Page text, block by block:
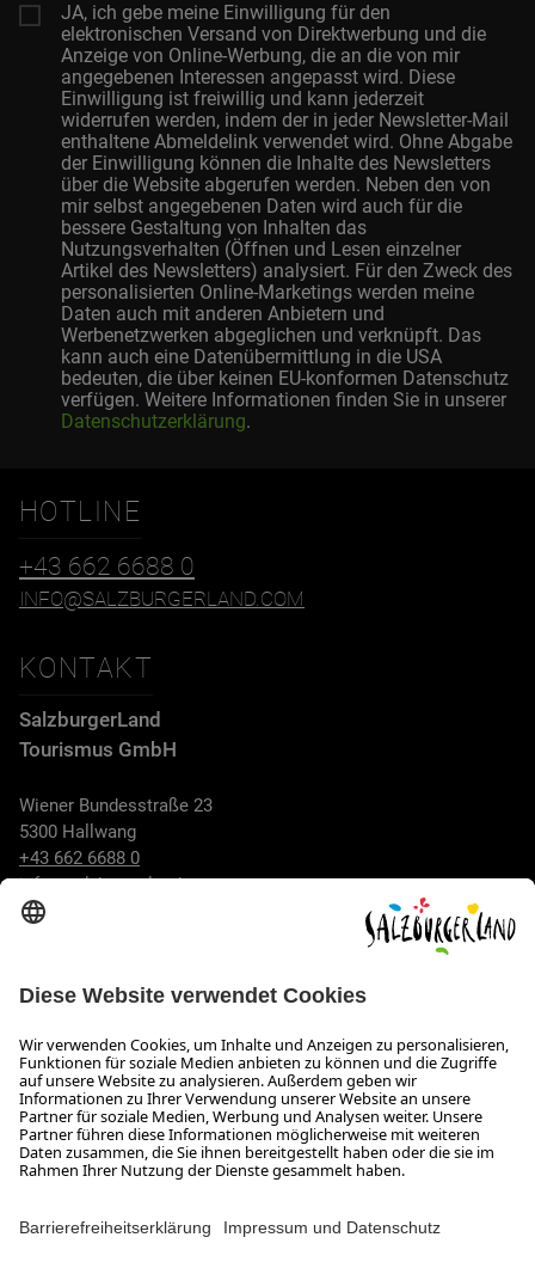
JA, ich gebe meine Einwilligung für den
elektronischen Versand von Direktwerbung und die
Anzeige von Online-Werbung, die an die von mir
angegebenen Interessen angepasst wird. Diese
Einwilligung ist freiwillig und kann jederzeit
widerrufen werden, indem der in jeder Newsletter-Mail
enthaltene Abmeldelink verwendet wird. Ohne Abgabe
der Einwilligung können die Inhalte des Newsletters
über die Website abgerufen werden. Neben den von
mir selbst angegebenen Daten wird auch für die
bessere Gestaltung von Inhalten das
Nutzungsverhalten (Öffnen und Lesen einzelner
Artikel des Newsletters) analysiert. Für den Zweck des
personalisierten Online-Marketings werden meine
Daten auch mit anderen Anbietern und
Werbenetzwerken abgeglichen und verknüpft. Das
kann auch eine Datenübermittlung in die USA
bedeuten, die über keinen EU-konformen Datenschutz
verfügen. Weitere Informationen finden Sie in unserer
Datenschutzerklärung.
HOTLINE
+43 662 6688 0
INFO@SALZBURGERLAND.COM
KONTAKT
SalzburgerLand
Tourismus GmbH
Wiener Bundesstraße 23
5300 Hallwang
+43 662 6688 0
info@salzburgerland.com
Wir freuen uns auf Ihre Anfrage!
Gerne stehen wir Ihnen von Montag bis Donnerstag von 08:00
bis 17:30 Uhr und am Freitag von 08:00 bis 17:00 Uhr zur
Verfügung.
Das Unternehmen Jobs Meeting- und Kongresslocations